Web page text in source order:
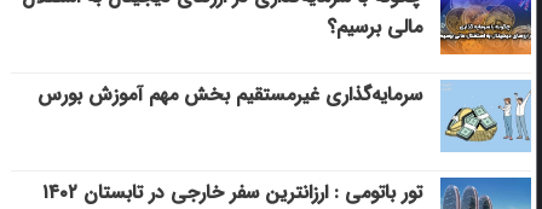
مالی برسیم؟
سرمایه‌گذاری غیرمستقیم بخش مهم آموزش بورس
تور باتومی : ارزانترین سفر خارجی در تابستان ۱۴۰۲